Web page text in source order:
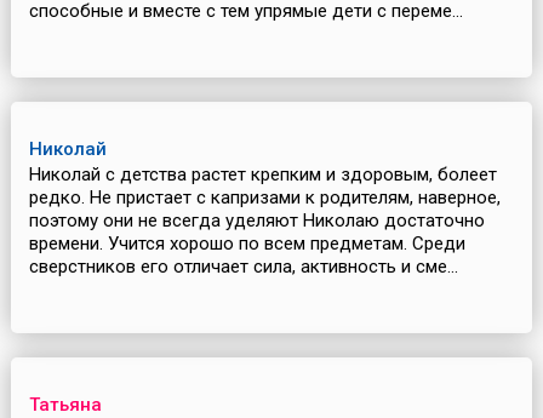
способные и вместе с тем упрямые дети с переме...
Николай
Николай с детства растет крепким и здоровым, болеет
редко. Не пристает с капризами к родителям, наверное,
поэтому они не всегда уделяют Николаю достаточно
времени. Учится хорошо по всем предметам. Среди
сверстников его отличает сила, активность и сме...
Татьяна